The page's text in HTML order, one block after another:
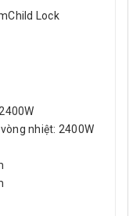
Lock
nhiệt: 2400W